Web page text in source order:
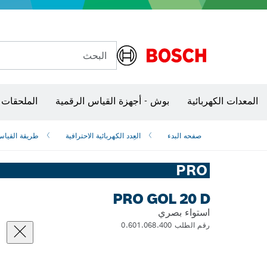
البحث
المعدات الكهربائية بوش - أجهزة القياس الرقمية
صفحه البدء العِدد الكهربائية الاحترافية طريقة
PRO
PRO GOL 20 D
استواء بصري
رقم الطلب 0.601.068.400